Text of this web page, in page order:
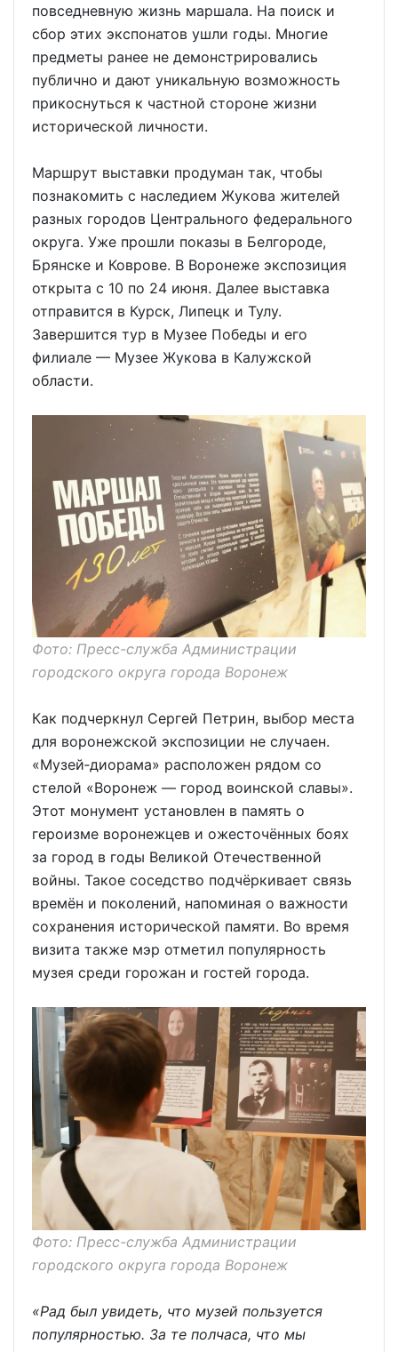
повседневную жизнь маршала. На поиск и
сбор этих экспонатов ушли годы. Многие
предметы ранее не демонстрировались
публично и дают уникальную возможность
прикоснуться к частной стороне жизни
исторической личности.
Маршрут выставки продуман так, чтобы
познакомить с наследием Жукова жителей
разных городов Центрального федерального
округа. Уже прошли показы в Белгороде,
Брянске и Коврове. В Воронеже экспозиция
открыта с 10 по 24 июня. Далее выставка
отправится в Курск, Липецк и Тулу.
Завершится тур в Музее Победы и его
филиале — Музее Жукова в Калужской
области.
Фото: Пресс-служба Администрации
городского округа города Воронеж
Как подчеркнул Сергей Петрин, выбор места
для воронежской экспозиции не случаен.
«Музей‑диорама» расположен рядом со
стелой «Воронеж — город воинской славы».
Этот монумент установлен в память о
героизме воронежцев и ожесточённых боях
за город в годы Великой Отечественной
войны. Такое соседство подчёркивает связь
времён и поколений, напоминая о важности
сохранения исторической памяти. Во время
визита также мэр отметил популярность
музея среди горожан и гостей города.
Фото: Пресс-служба Администрации
городского округа города Воронеж
«Рад был увидеть, что музей пользуется
популярностью. За те полчаса, что мы